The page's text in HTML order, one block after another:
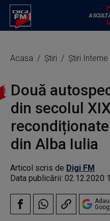
Acasa Știri Știri Interne
Două
din secolul
din Alba Iulia
Articol scris de Digi FM
Data publicării: 02.12.2020